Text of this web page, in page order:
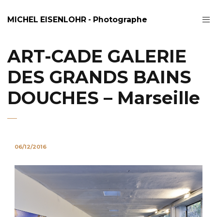
MICHEL EISENLOHR - Photographe
ART-CADE GALERIE
DES GRANDS BAINS
DOUCHES – Marseille
06/12/2016